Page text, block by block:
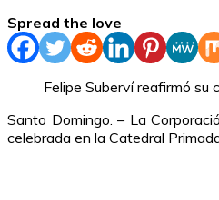
Spread the love
Felipe Suberví reafirmó
Santo Domingo. – La
celebrada en la Catedral